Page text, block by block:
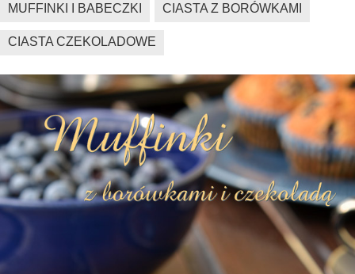
MUFFINKI I BABECZKI CIASTA Z BORÓWKAMI
CIASTA CZEKOLADOWE